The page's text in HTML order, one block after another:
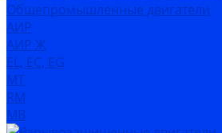
Общепромышленные двигатели
АИР
АИР Ж
EL, EC, EG
MT
RM
MB